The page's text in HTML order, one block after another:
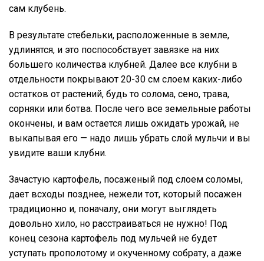
сам клубень.
В результате стебельки, расположенные в земле,
удлинятся, и это поспособствует завязке на них
большего количества клубней. Далее все клубни в
отдельности покрывают 20-30 см слоем каких-либо
остатков от растений, будь то солома, сено, трава,
сорняки или ботва. После чего все земельные работы
окончены, и вам остается лишь ожидать урожай, не
выкапывая его — надо лишь убрать слой мульчи и вы
увидите ваши клубни.
Зачастую картофель, посаженый под слоем соломы,
дает всходы позднее, нежели тот, который посажен
традиционно и, поначалу, они могут выглядеть
довольно хило, но расстраиваться не нужно! Под
конец сезона картофель под мульчей не будет
уступать прополотому и окученному собрату, а даже